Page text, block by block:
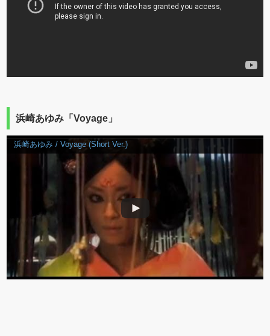
浜崎あゆみ「Voyage」
浜崎あゆみ / Voyage (Short Ver.)